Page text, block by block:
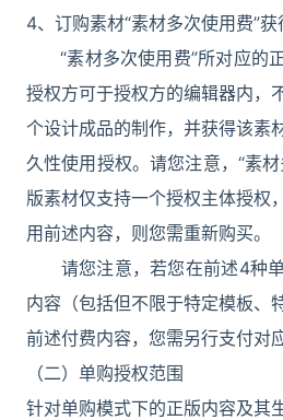
4、订购素材“素材多次使用费”获
“素材多次使用费”所对应的
授权方可于授权方的编辑器内，
个设计成品的制作，并获得该素
久性使用授权。请您注意，“素
版素材仅支持一个授权主体授权
用前述内容，则您需重新购买。
请您注意，若您在前述4种单
内容（包括但不限于特定模板、
前述付费内容，您需另行支付对
（二）单购授权范围
针对单购模式下的正版内容及其